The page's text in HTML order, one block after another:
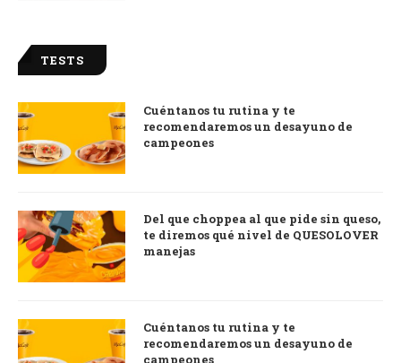
TESTS
Cuéntanos tu rutina y te
recomendaremos un desayuno de
campeones
Del que choppea al que pide sin queso,
te diremos qué nivel de QUESOLOVER
manejas
Cuéntanos tu rutina y te
recomendaremos un desayuno de
campeones